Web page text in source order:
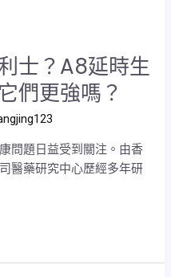
士？A8延時生
們更強嗎？
問題日益受到關注。由香
醫藥研究中心歷經多年研